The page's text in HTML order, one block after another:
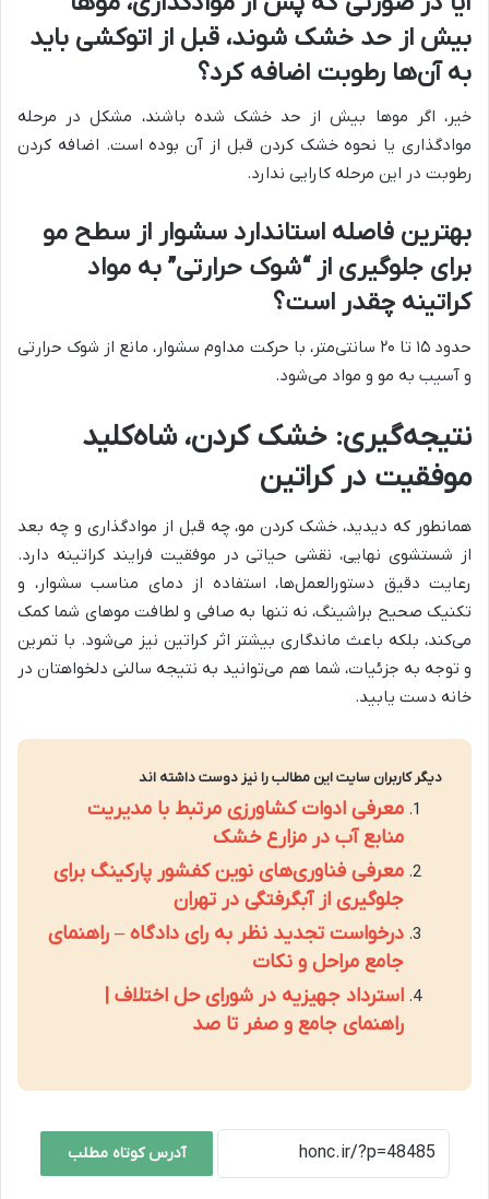
بیش از حد خشک شوند، قبل از اتوکشی باید
به آن‌ها رطوبت اضافه کرد؟
خیر، اگر موها بیش از حد خشک شده باشند، مشکل در مرحله
موادگذاری یا نحوه خشک کردن قبل از آن بوده است. اضافه کردن
رطوبت در این مرحله کارایی ندارد.
بهترین فاصله استاندارد سشوار از سطح مو
برای جلوگیری از “شوک حرارتی” به مواد
کراتینه چقدر است؟
حدود ۱۵ تا ۲۰ سانتی‌متر، با حرکت مداوم سشوار، مانع از شوک حرارتی
و آسیب به مو و مواد می‌شود.
نتیجه‌گیری: خشک کردن، شاه‌کلید
موفقیت در کراتین
همانطور که دیدید، خشک کردن مو، چه قبل از موادگذاری و چه بعد
از شستشوی نهایی، نقشی حیاتی در موفقیت فرایند کراتینه دارد.
رعایت دقیق دستورالعمل‌ها، استفاده از دمای مناسب سشوار، و
تکنیک صحیح براشینگ، نه تنها به صافی و لطافت موهای شما کمک
می‌کند، بلکه باعث ماندگاری بیشتر اثر کراتین نیز می‌شود. با تمرین
و توجه به جزئیات، شما هم می‌توانید به نتیجه سالنی دلخواهتان در
خانه دست یابید.
دیگر کاربران سایت این مطالب را نیز دوست داشته اند
معرفی ادوات کشاورزی مرتبط با مدیریت
منابع آب در مزارع خشک
معرفی فناوری‌های نوین کفشور پارکینگ برای
جلوگیری از آبگرفتگی در تهران
درخواست تجدید نظر به رای دادگاه – راهنمای
جامع مراحل و نکات
استرداد جهیزیه در شورای حل اختلاف |
راهنمای جامع و صفر تا صد
آدرس کوتاه مطلب